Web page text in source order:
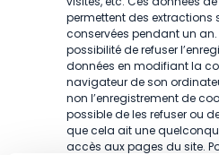
permettent des extractions
conservées pendant un
possibilité de refuser
données en modifiant la
navigateur de son
non l’enregistrement de
possible de les refuser ou
que cela ait une
accès aux pages du site.